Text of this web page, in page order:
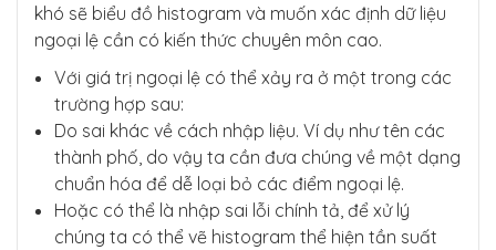
khó sẽ biểu đồ histogram và muốn xác định dữ liệu
ngoại lệ cần có kiến thức chuyên môn cao.
Với giá trị ngoại lệ có thể xảy ra ở một trong các
trường hợp sau:
Do sai khác về cách nhập liệu. Ví dụ như tên các
thành phố, do vậy ta cần đưa chúng về một dạng
chuẩn hóa để dễ loại bỏ các điểm ngoại lệ.
Hoặc có thể là nhập sai lỗi chính tả, để xử lý
chúng ta có thể vẽ histogram thể hiện tần suất